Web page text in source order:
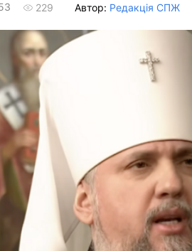
229 Автор: Редакція СПЖ